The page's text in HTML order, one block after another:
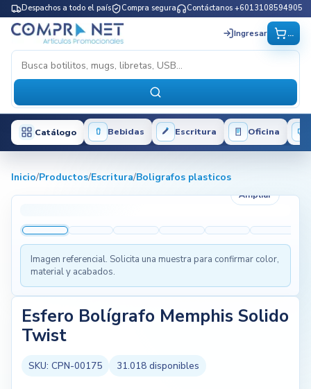
Despachos a todo el país Compra segura Contáctanos +6013108594905
Ingresar ...
Catálogo Bebidas Escritura Oficina
Inicio/Productos/Escritura/Boligrafos plasticos
Ampliar
Imagen referencial. Solicita una muestra para confirmar color,
material y acabados.
Esfero Bolígrafo Memphis Solido
Twist
SKU: CPN-00175 31.018disponibles